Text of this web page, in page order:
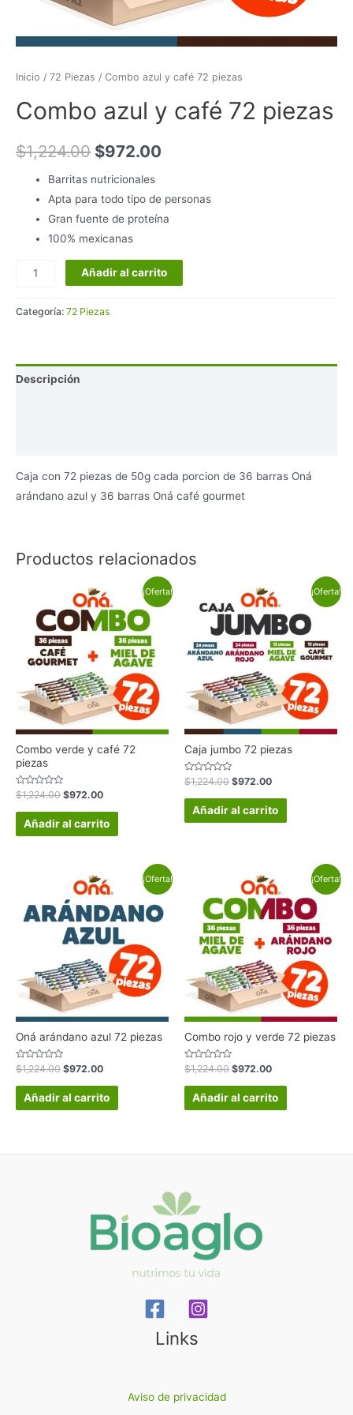
Inicio / 72 Piezas / Combo azul y café 72 piezas
Combo azul y café 72 piezas
$1,224.00 $972.00
Barritas nutricionales
Apta para todo tipo de personas
Gran fuente de proteína
100% mexicanas
Combo
y
piezas
cantidad
Añadir al carrito
Categoría: 72 Piezas
Descripción
Caja con 72 piezas de 50g cada porcion de 36 barras Oná
arándano azul y 36 barras Oná café gourmet
Productos relacionados
¡Oferta!
Combo verde y café 72
piezas
Valorado
en
0
$1,224.00 $972.00
Añadir al carrito
¡Oferta!
Caja jumbo 72 piezas
Valorado
en
0
$1,224.00 $972.00
Añadir al carrito
¡Oferta!
Oná arándano azul 72 piezas
Valorado
en
0
$1,224.00 $972.00
Añadir al carrito
¡Oferta!
Combo rojo y verde 72 piezas
Valorado
en
0
$1,224.00 $972.00
Añadir al carrito
Links
Aviso de privacidad